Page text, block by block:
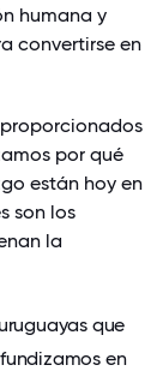
humana y
convertirse en
por qué
están hoy en
son los
la
que
en